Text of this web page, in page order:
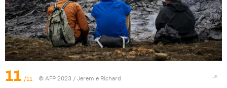
11 /11 © AFP 2023 / Jeremie Richard